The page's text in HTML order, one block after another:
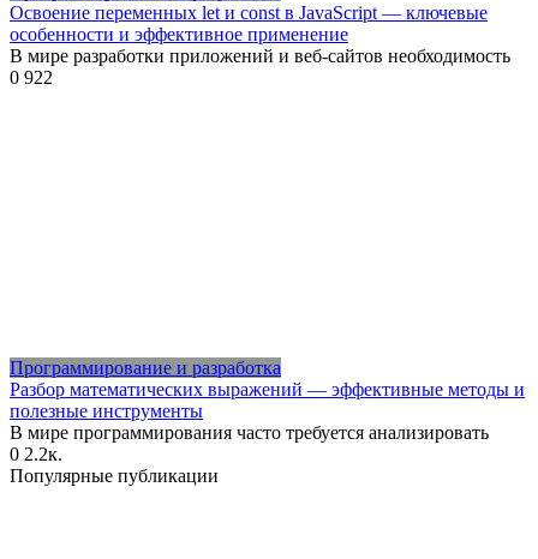
Освоение переменных let и const в JavaScript — ключевые
особенности и эффективное применение
В мире разработки приложений и веб-сайтов необходимость
0 922
Программирование и разработка
Разбор математических выражений — эффективные методы и
полезные инструменты
В мире программирования часто требуется анализировать
0 2.2к.
Популярные публикации